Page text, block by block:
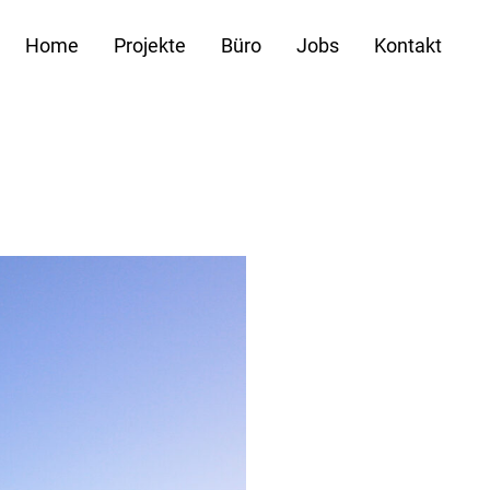
Home Projekte Büro Jobs Kontakt